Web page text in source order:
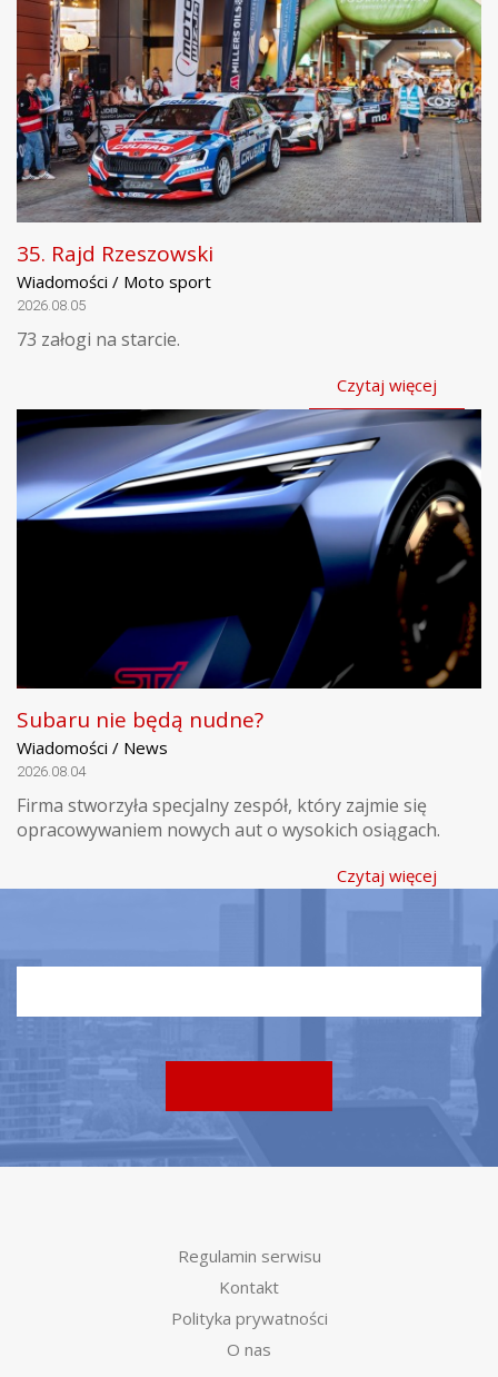
35. Rajd Rzeszowski
Wiadomości / Moto sport
2026.08.05
73 załogi na starcie.
Czytaj więcej
Subaru nie będą nudne?
Wiadomości / News
2026.08.04
Firma stworzyła specjalny zespół, który zajmie się
opracowywaniem nowych aut o wysokich osiągach.
Czytaj więcej
Regulamin serwisu
Kontakt
Polityka prywatności
O nas